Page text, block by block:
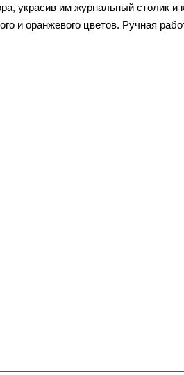
украсив им журнальный столик
и оранжевого цветов. Ручная